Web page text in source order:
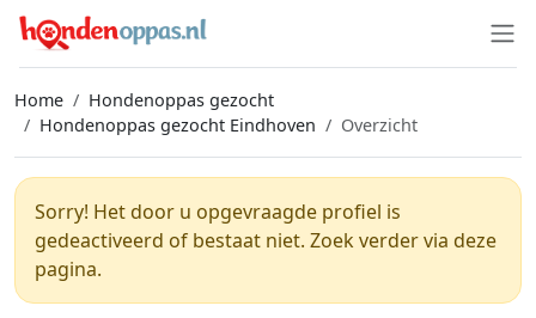
Home
Hondenoppas gezocht
Hondenoppas gezocht Eindhoven
Overzicht
Sorry! Het door u opgevraagde profiel is
gedeactiveerd of bestaat niet. Zoek verder via deze
pagina.